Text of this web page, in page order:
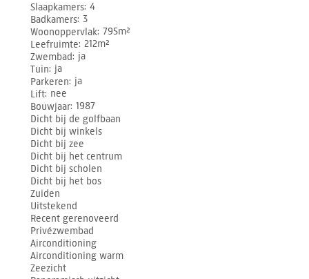
Slaapkamers 4
Badkamers 3
Woonoppervlak 795m²
Leefruimte 212m²
Zwembad ja
Tuin ja
Parkeren ja
Lift nee
Bouwjaar 1987
Dicht bij de golfbaan
Dicht bij winkels
Dicht bij zee
Dicht bij het centrum
Dicht bij scholen
Dicht bij het bos
Zuiden
Uitstekend
Recent gerenoveerd
Privézwembad
Airconditioning
Airconditioning warm
Zeezicht